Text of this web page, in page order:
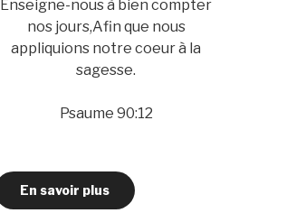
Enseigne-nous à bien compter
nos jours,Afin que nous
appliquions notre coeur à la
sagesse.
Psaume 90:12
En savoir plus